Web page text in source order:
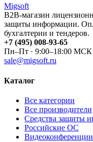
Migsoft
B2B-магазин
защиты информации.
бухгалтерии и тендеров.
+7 (495) 008-93-65
Пн–Пт · 9:00–18:00 МСК
sale@migsoft.ru
Каталог
Все категории
Все производители
Средства защиты
Российские ОС
Видеоконференции